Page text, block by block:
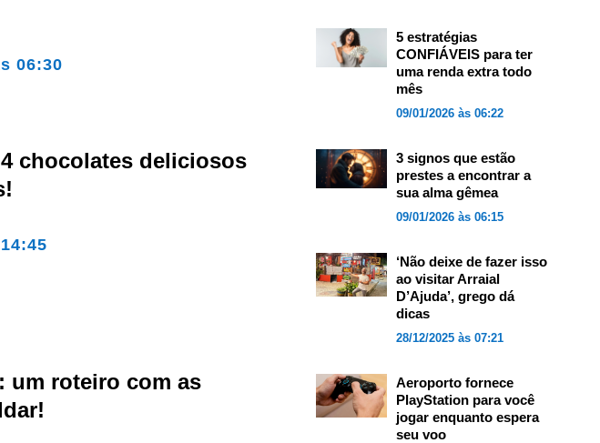
06:30
chocolates deliciosos
um roteiro com as
5 estratégias
CONFIÁVEIS para ter
uma renda extra todo
mês
09/01/2026 às 06:22
3 signos que estão
prestes a encontrar a
sua alma gêmea
09/01/2026 às 06:15
‘Não deixe de fazer isso
ao visitar Arraial
D’Ajuda’, grego dá
dicas
28/12/2025 às 07:21
Aeroporto fornece
PlayStation para você
jogar enquanto espera
seu voo